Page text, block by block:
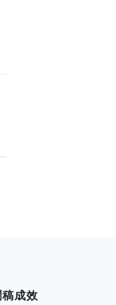
成效